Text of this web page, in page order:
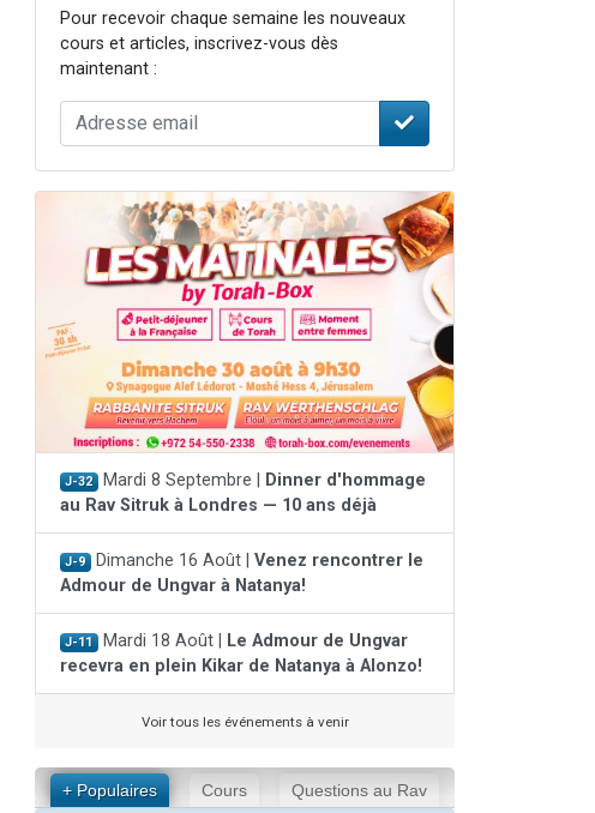
Pour recevoir chaque semaine les nouveaux
cours et articles, inscrivez-vous dès
maintenant :
J-32 Mardi 8 Septembre |
Dinner d'hommage
au Rav Sitruk à Londres — 10 ans déjà
J-9 Dimanche 16 Août | Venez rencontrer le
Admour de Ungvar à Natanya!
J-11 Mardi 18 Août |
Le Admour de Ungvar
recevra en plein Kikar de Natanya à Alonzo!
Voir tous les événements à venir
+ Populaires Cours Questions au Rav